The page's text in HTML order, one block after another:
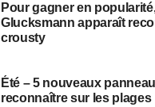
Pour gagner en
Glucksmann apparaît
crousty
Été – 5 nouveaux
reconnaître sur les plages